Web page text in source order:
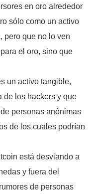
en oro alrededor
sólo como un activo
pero que no lo ven
el oro, sino que
un activo tangible,
de los hackers y que
personas anónimas
de los cuales podrían
está desviando a
y fuera del
de personas